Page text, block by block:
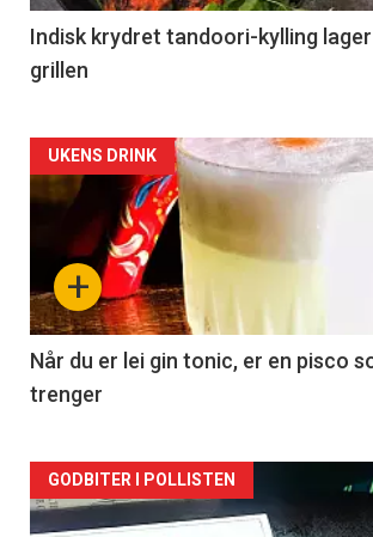
Indisk krydret tandoori-kylling
grillen
Forsiden
akkurat
nå
-
2
+
UKENS DRINK
Når du er lei gin tonic, er en pisco
trenger
Forsiden
GODBITER I POLLISTEN